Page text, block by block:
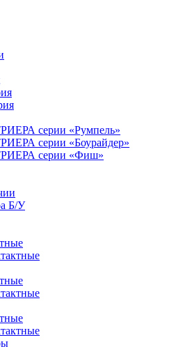
серии «Румпель»
серии «Боурайдер»
серии «Фиш»
Б/У